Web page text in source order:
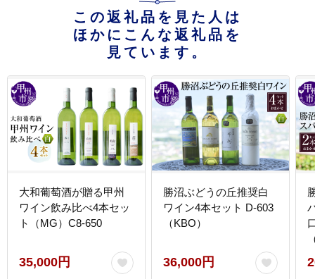
この返礼品を見た人は
ほかにこんな返礼品を
見ています。
大和葡萄酒が贈る甲州
ワイン飲み比べ4本セッ
ト（MG）C8-650
35,000円
勝沼ぶどうの丘推奨白
ワイン4本セット D-603
（KBO）
36,000円